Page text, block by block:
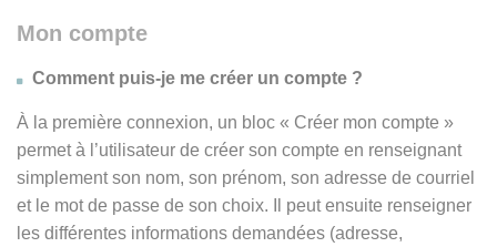
Mon compte
Comment puis-je me créer un compte ?
À la première connexion, un bloc « Créer mon compte »
permet à l’utilisateur de créer son compte en renseignant
simplement son nom, son prénom, son adresse de courriel
et le mot de passe de son choix. Il peut ensuite renseigner
les différentes informations demandées (adresse,